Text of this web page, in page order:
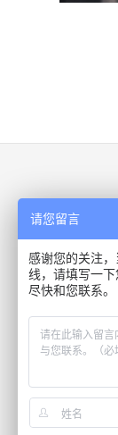
请您留言
感谢您的关注
线，请填写一
尽快和您联系。